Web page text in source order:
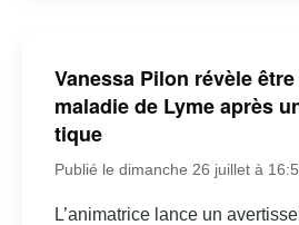
Vanessa Pilon révèle
maladie de Lyme après
tique
Publié le dimanche 26 juillet à
L’animatrice lance un